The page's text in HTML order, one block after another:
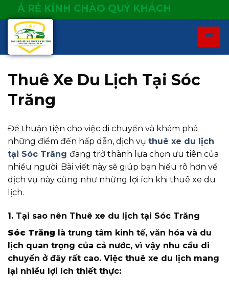
to
content
KÍNH CHÀO QUÝ KHÁCH
Thuê Xe Du Lịch Tại Sóc
Trăng
Để thuận tiện cho việc di chuyển và khám phá
những điểm đến hấp dẫn, dịch vụ thuê xe du lịch
tại Sóc Trăng đang trở thành lựa chọn ưu tiên của
nhiều người. Bài viết này sẽ giúp bạn hiểu rõ hơn về
dịch vụ này cũng như những lợi ích khi thuê xe du
lịch.
1. Tại sao nên Thuê xe du lịch tại Sóc Trăng
Sóc Trăng là trung tâm kinh tế, văn hóa và du
lịch quan trọng của cả nước, vì vậy nhu cầu di
chuyển ở đây rất cao. Việc thuê xe du lịch mang
lại nhiều lợi ích thiết thực: